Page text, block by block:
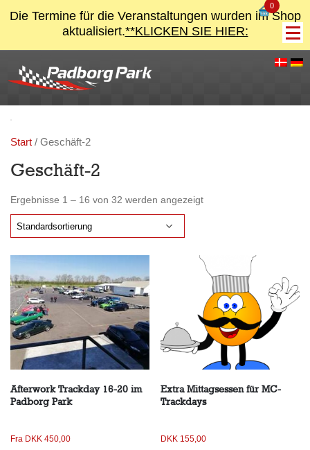
Die Termine für die Veranstaltungen wurden im Shop
aktualisiert.**KLICKEN SIE HIER:
Start / Geschäft-2
Geschäft-2
Ergebnisse 1 – 16 von 32 werden angezeigt
Afterwork Trackday 16-20 im
Padborg Park
Fra DKK 450,00
Extra Mittagsessen für MC-
Trackdays
DKK 155,00
0